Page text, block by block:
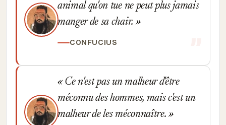
animal qu'on tue ne peut plus jamais
manger de sa chair.
CONFUCIUS
Ce n'est pas un malheur d'être
méconnu des hommes, mais c'est un
malheur de les méconnaître.